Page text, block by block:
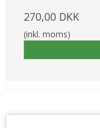
270,00 DKK
(inkl. moms)